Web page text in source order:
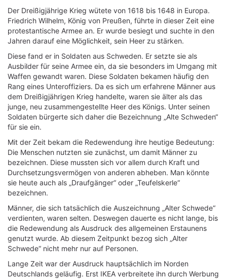
Der Dreißigjährige Krieg wütete von 1618 bis 1648 in Europa.
Friedrich Wilhelm, König von Preußen, führte in dieser Zeit eine
protestantische Armee an. Er wurde besiegt und suchte in den
Jahren darauf eine Möglichkeit, sein Heer zu stärken.
Diese fand er in Soldaten aus Schweden. Er setzte sie als
Ausbilder für seine Armee ein, da sie besonders im Umgang mit
Waffen gewandt waren. Diese Soldaten bekamen häufig den
Rang eines Unteroffiziers. Da es sich um erfahrene Männer aus
dem Dreißigjährigen Krieg handelte, waren sie älter als das
junge, neu zusammengestellte Heer des Königs. Unter seinen
Soldaten bürgerte sich daher die Bezeichnung „Alte Schweden“
für sie ein.
Mit der Zeit bekam die Redewendung ihre heutige Bedeutung:
Die Menschen nutzten sie zunächst, um damit Männer zu
bezeichnen. Diese mussten sich vor allem durch Kraft und
Durchsetzungsvermögen von anderen abheben. Man könnte
sie heute auch als „Draufgänger“ oder „Teufelskerle“
bezeichnen.
Männer, die sich tatsächlich die Auszeichnung „Alter Schwede“
verdienten, waren selten. Deswegen dauerte es nicht lange, bis
die Redewendung als Ausdruck des allgemeinen Erstaunens
genutzt wurde. Ab diesem Zeitpunkt bezog sich „Alter
Schwede“ nicht mehr nur auf Personen.
Lange Zeit war der Ausdruck hauptsächlich im Norden
Deutschlands geläufig. Erst IKEA verbreitete ihn durch Werbung